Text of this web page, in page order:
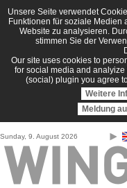
Direkt zum Inhalt
Unsere Seite verwendet
Funktionen für soziale Medien
Website zu analysieren.
stimmen Sie der
Our site uses cookies to
for social media and
(social) plugin you agree
Weitere
Meldung
Sunday, 9. August 2026